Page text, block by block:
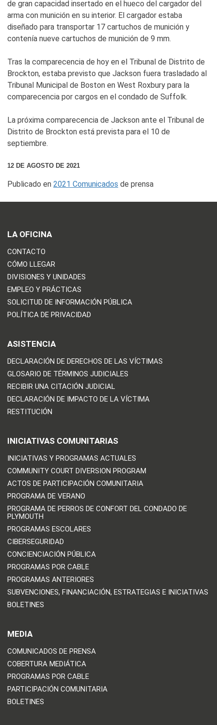
de gran capacidad insertado en el hueco del cargador del
arma con munición en su interior. El cargador estaba
diseñado para transportar 17 cartuchos de munición y
contenía nueve cartuchos de munición de 9 mm.
Tras la comparecencia de hoy en el Tribunal de Distrito de
Brockton, estaba previsto que Jackson fuera trasladado al
Tribunal Municipal de Boston en West Roxbury para la
comparecencia por cargos en el condado de Suffolk.
La próxima comparecencia de Jackson ante el Tribunal de
Distrito de Brockton está prevista para el 10 de
septiembre.
12 DE AGOSTO DE 2021
Publicado en 2021 Comunicados de prensa
LA OFICINA
CONTACTO
CÓMO LLEGAR
DIVISIONES Y UNIDADES
EMPLEO Y PRÁCTICAS
SOLICITUD DE INFORMACIÓN PÚBLICA
POLÍTICA DE PRIVACIDAD
ASISTENCIA
DECLARACIÓN DE DERECHOS DE LAS VÍCTIMAS
GLOSARIO DE TÉRMINOS JUDICIALES
RECIBIR UNA CITACIÓN JUDICIAL
DECLARACIÓN DE IMPACTO DE LA VÍCTIMA
RESTITUCIÓN
INICIATIVAS COMUNITARIAS
INICIATIVAS Y PROGRAMAS ACTUALES
COMMUNITY COURT DIVERSION PROGRAM
ACTOS DE PARTICIPACIÓN COMUNITARIA
PROGRAMA DE VERANO
PROGRAMA DE PERROS DE CONFORT DEL CONDADO DE
PLYMOUTH
PROGRAMAS ESCOLARES
CIBERSEGURIDAD
CONCIENCIACIÓN PÚBLICA
PROGRAMAS POR CABLE
PROGRAMAS ANTERIORES
SUBVENCIONES, FINANCIACIÓN, ESTRATEGIAS E INICIATIVAS
BOLETINES
MEDIA
COMUNICADOS DE PRENSA
COBERTURA MEDIÁTICA
PROGRAMAS POR CABLE
PARTICIPACIÓN COMUNITARIA
BOLETINES